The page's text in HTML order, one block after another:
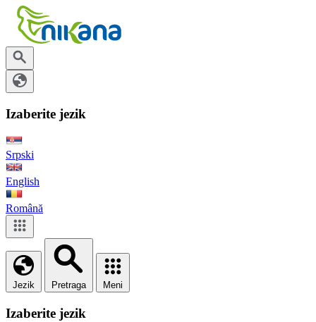
Izaberite jezik
Srpski
English
Română
Jezik Pretraga Meni
Izaberite jezik